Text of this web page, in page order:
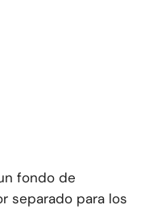
fondo de
separado para los